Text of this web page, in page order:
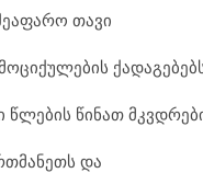
აფარო თავი
ციქულების ქადაგე
წლების წინათ მკვდრე
მანეთს და